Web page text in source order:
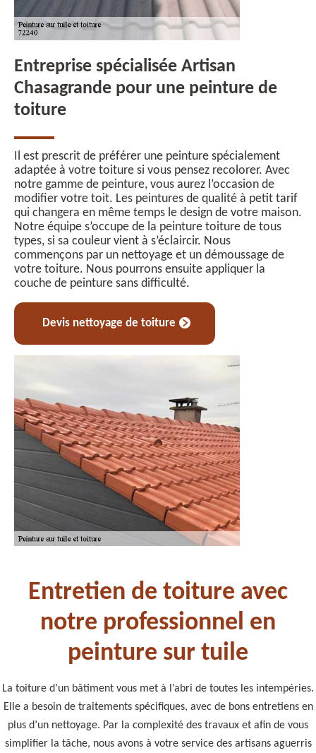
Entreprise spécialisée Artisan
Chasagrande pour une peinture de
toiture
Il est prescrit de préférer une peinture spécialement
adaptée à votre toiture si vous pensez recolorer. Avec
notre gamme de peinture, vous aurez l’occasion de
modifier votre toit. Les peintures de qualité à petit tarif
qui changera en même temps le design de votre maison.
Notre équipe s’occupe de la peinture toiture de tous
types, si sa couleur vient à s’éclaircir. Nous
commençons par un nettoyage et un démoussage de
votre toiture. Nous pourrons ensuite appliquer la
couche de peinture sans difficulté.
Devis nettoyage de toiture
Entretien de toiture avec
notre professionnel en
peinture sur tuile
La toiture d’un bâtiment vous met à l’abri de toutes les intempéries.
Elle a besoin de traitements spécifiques, avec de bons entretiens en
plus d’un nettoyage. Par la complexité des travaux et afin de vous
simplifier la tâche, nous avons à votre service des artisans aguerris